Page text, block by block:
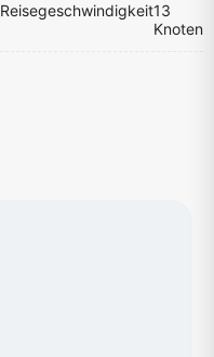
Reisegeschwindigkeit13
Knoten